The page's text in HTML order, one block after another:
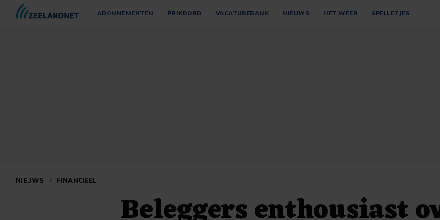
ABONNEMENTEN PRIKBORD VACATUREBANK NIEUWS HET WEER SPELLETJES
NIEUWS / FINANCIEEL